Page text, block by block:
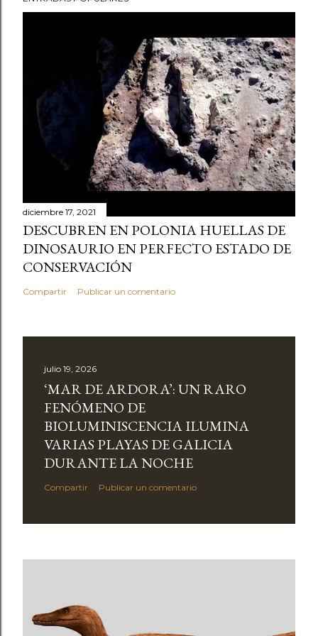
diciembre 17, 2021
DESCUBREN EN POLONIA HUELLAS DE
DINOSAURIO EN PERFECTO ESTADO DE
CONSERVACIÓN
Compartir Publicar un comentario
julio 19, 2026
‘MAR DE ARDORA’: UN RARO
FENÓMENO DE
BIOLUMINISCENCIA ILUMINA
VARIAS PLAYAS DE GALICIA
DURANTE LA NOCHE
Compartir Publicar un comentario